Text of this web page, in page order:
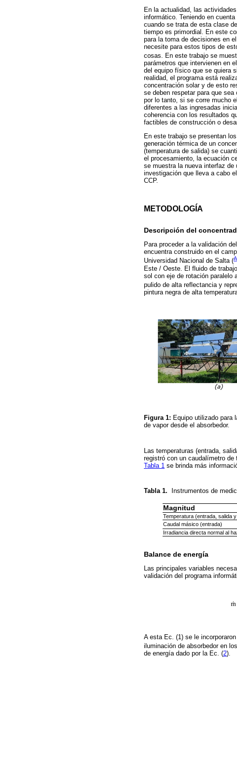
En la actualidad, las
informático. Teniendo en
cuando se trata de esta clase
tiempo es primordial. En este
para la toma de decisiones en
necesite para estos tipos de
cosas. En este trabajo se
parámetros que intervienen en
del equipo físico que se quiera
realidad, el programa está
concentración solar y de esto
se deben respetar para que
por lo tanto, si se corre mucho
diferentes a las ingresadas
coherencia con los resultados
factibles de construcción o
En este trabajo se presentan
generación térmica de un
(temperatura de salida) se
el procesamiento, la ecuación
se muestra la nueva interfaz de
investigación que lleva a cabo
CCP.
METODOLOGÍA
Descripción del
Para proceder a la validación
encuentra construido en el
Universidad Nacional de Salta (
Este / Oeste. El fluido de
sol con eje de rotación paralelo
pulido de alta reflectancia y
pintura negra de alta
Figura 1: Equipo utilizado para
de vapor desde el absorbedor.
Las temperaturas (entrada,
registró con un caudalímetro de
Tabla 1 se brinda más
Tabla 1. Instrumentos de
Magnitud
Temperatura (entrada, salida
Caudal másico (entrada)
Irradiancia directa normal al
Balance de energía
Las principales variables
validación del programa
A esta Ec. (1) se le
iluminación de absorbedor en
de energía dado por la Ec. (2).